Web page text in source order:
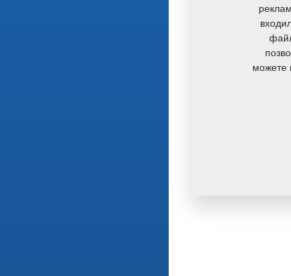
можете